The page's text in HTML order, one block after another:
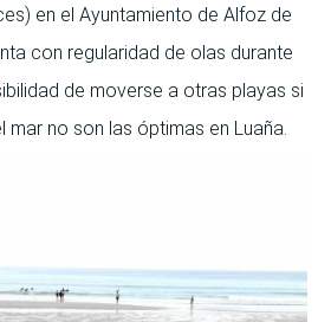
en el Ayuntamiento de Alfoz de
con regularidad de olas durante
de moverse a otras playas si
mar no son las óptimas en Luaña.